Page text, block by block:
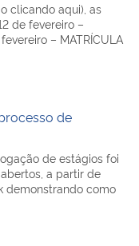
clicando aqui), as
de fevereiro –
– MATRÍCULA
de
de estágios foi
a partir de
demonstrando como